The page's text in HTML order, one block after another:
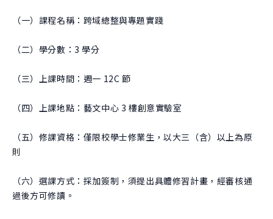
（一）課程名稱：跨域總整與專題實踐
（二）學分數：3 學分
（三）上課時間：週一 12C 節
（四）上課地點：藝文中心 3 樓創意實驗室
（五）修課資格：僅限校學士修業生，以大三（含）以上為原
則
（六）選課方式：採加簽制，須提出具體修習計畫，經審核通
過後方可修讀。